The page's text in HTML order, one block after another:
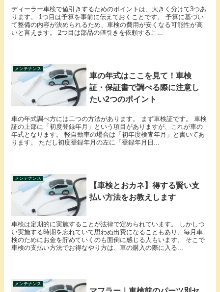
ディーラー車検で値引きするためのポイントは、大きく分けて3つあ
ります。 1つ目は予算を事前に伝えておくことです。 予算に基づい
て整備の内容が決められるため、車検の費用が安くなる可能性が高
いと言えます。 2つ目は部品の値引きを依頼するこ...
メンテナンス
車の年式はここを見て！車検
証・保証書で調べる際に注意し
たい2つのポイント
車の年式調べ方には二つの方法があります。 まず車検証です。 車検
証の上部に「初度登録年月」という項目がありますが、これが車の
年式となります。 軽自動車の場合は「初年度検査年月」と書いてあ
ります。 ただし初度登録年月の左に「登録年月日...
メンテナンス
【車検とおカネ】得する賢い支
払い方法をお教えします
車検は定期的に実施することが法律で定められています。 しかしつ
い実施する時期を忘れていて思わぬ出費になることもあり、毎月車
検のためにお金を貯めていくのも面倒に感じる人もいます。 そこで
車検の支払い方法でお得なやり方は、車の購入の際に入る...
メンテナンス